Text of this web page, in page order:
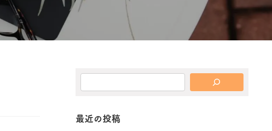
最近の投稿